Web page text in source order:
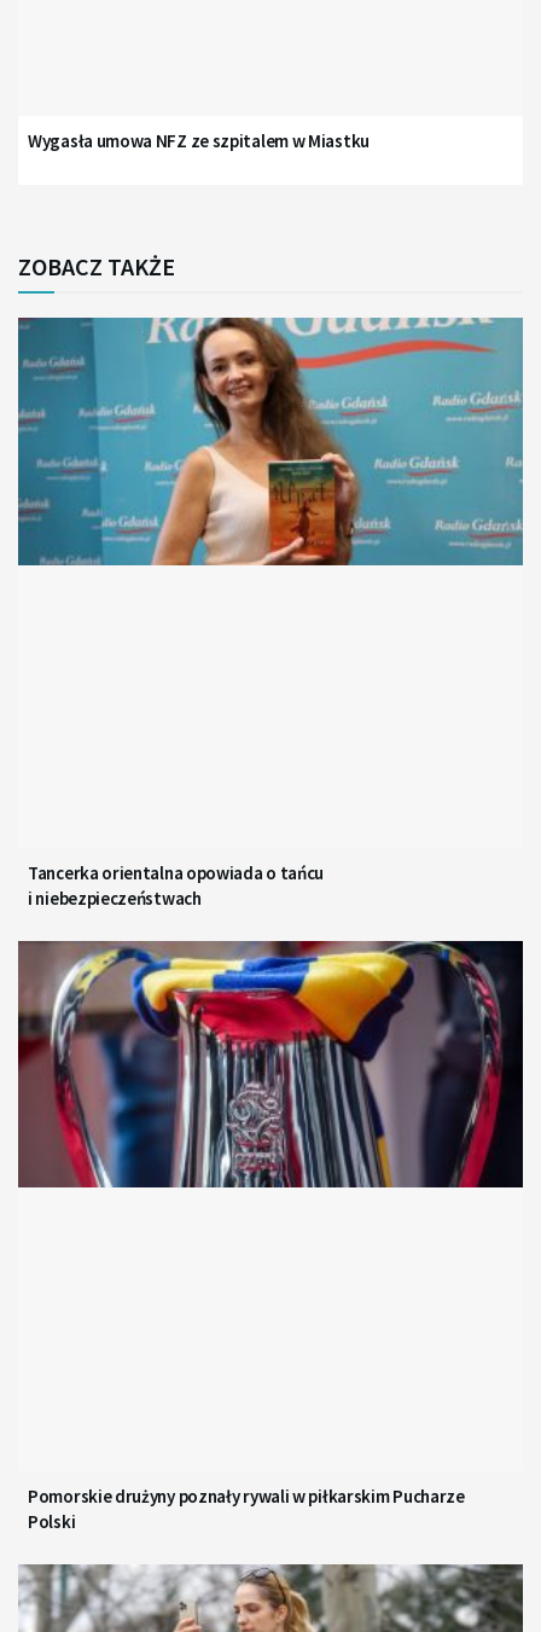
Wygasła umowa NFZ ze szpitalem w Miastku
ZOBACZ TAKŻE
Tancerka orientalna opowiada o tańcu
i niebezpieczeństwach
Pomorskie drużyny poznały rywali w piłkarskim Pucharze
Polski